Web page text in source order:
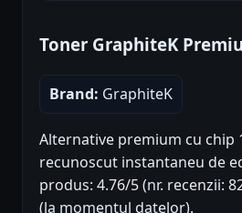
Toner GraphiteK
Brand: GraphiteK
Alternative premium cu chip
recunoscut instantaneu de
produs: 4.76/5 (nr. recenzii:
(la momentul datelor).